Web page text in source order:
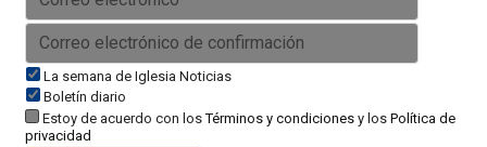
La semana de Iglesia Noticias
Boletín diario
Estoy de acuerdo con losTérminos y condicionesy los Política de
privacidad